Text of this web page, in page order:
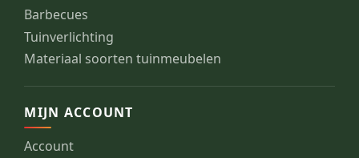
Barbecues
Tuinverlichting
Materiaal soorten tuinmeubelen
MIJN ACCOUNT
Account